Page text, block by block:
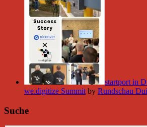
startport in
we.digitize Summit by Rundschau
Suche